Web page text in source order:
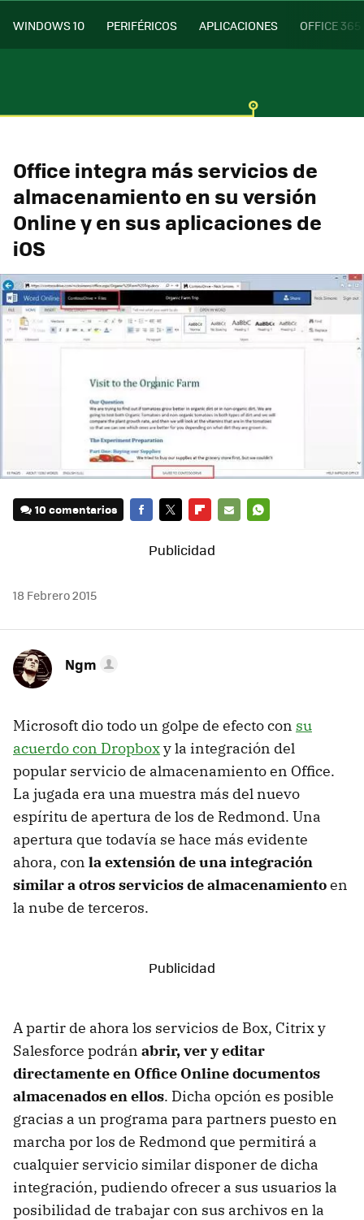
WINDOWS 10 PERIFÉRICOS APLICACIONES OFFICE 365
Office integra más servicios de
almacenamiento en su versión
Online y en sus aplicaciones de
iOS
10 comentarios
18 Febrero 2015
Ngm
Microsoft dio todo un golpe de efecto con su
acuerdo con Dropboxy la integración del
popular servicio de almacenamiento en Office.
La jugada era una muestra más del nuevo
espíritu de apertura de los de Redmond. Una
apertura que todavía se hace más evidente
ahora, con la extensión de una integración
similar a otros servicios de almacenamientoen
la nube de terceros.
A partir de ahora los servicios de Box, Citrix y
Salesforce podrán abrir, ver y editar
directamente en Office Online documentos
almacenados en ellos. Dicha opción es posible
gracias a un programa para partners puesto en
marcha por los de Redmond que permitirá a
cualquier servicio similar disponer de dicha
integración, pudiendo ofrecer a sus usuarios la
posibilidad de trabajar con sus archivos en la